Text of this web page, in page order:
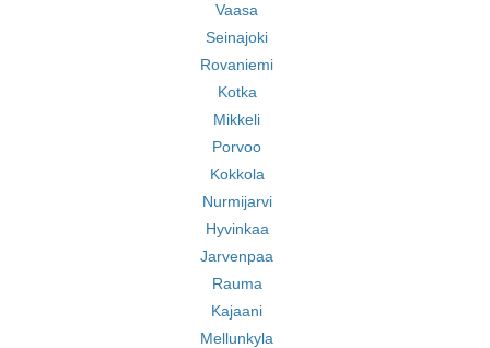
Vaasa
Seinajoki
Rovaniemi
Kotka
Mikkeli
Porvoo
Kokkola
Nurmijarvi
Hyvinkaa
Jarvenpaa
Rauma
Kajaani
Mellunkyla